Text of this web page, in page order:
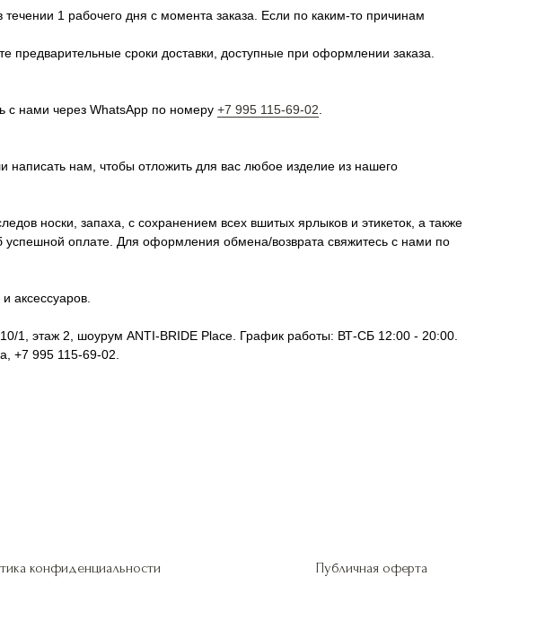
1 рабочего дня с момента заказа. Если по каким-то причинам
предварительные сроки доставки, доступные при оформлении заказа.
с нами через WhatsApp по номеру +7 995 115-69-02
нам, чтобы отложить для вас любое изделие из нашего
носки, запаха, с сохранением всех вшитых ярлыков и этикеток, а также
оплате. Для оформления обмена/возврата свяжитесь с нами по
аксессуаров.
1, этаж 2, шоурум ANTI-BRIDE Place. График работы: ВТ-СБ 12:00 - 20:00.
+7 995 115-69-02.
конфиденциальности Публичная оферта